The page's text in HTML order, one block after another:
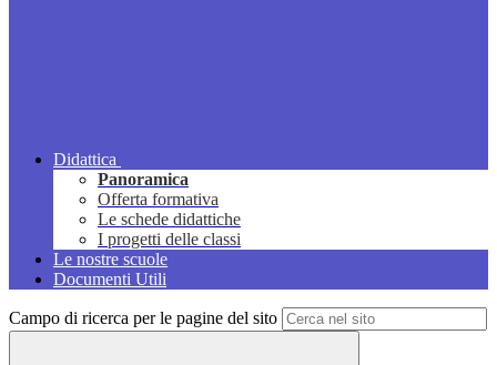
Didattica
Panoramica
Offerta formativa
Le schede didattiche
I progetti delle classi
Le nostre scuole
Documenti Utili
Campo di ricerca per le pagine del sito